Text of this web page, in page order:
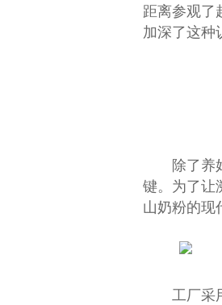
距离参观了
加深了这种
除了养
键。为了让
山奶粉的现
工厂采